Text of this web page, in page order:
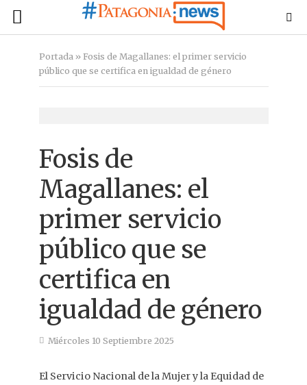
Portada» Fosis de Magallanes: el primer servicio
público que se certifica en igualdad de género
Fosis de
Magallanes: el
primer servicio
público que se
certifica en
igualdad de género
Miércoles 10 Septiembre 2025
El Servicio Nacional de la Mujer y la Equidad de